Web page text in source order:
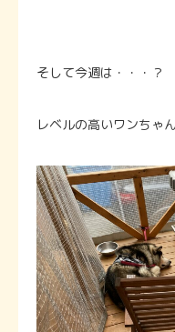
そして今週は・・・？
レベルの高いワンちゃ